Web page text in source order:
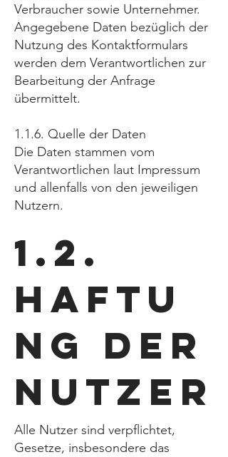
Verbraucher sowie Unternehmer.
Angegebene Daten bezüglich der
Nutzung des Kontaktformulars
werden dem Verantwortlichen zur
Bearbeitung der Anfrage
übermittelt.
1.1.6. Quelle der Daten
Die Daten stammen vom
Verantwortlichen laut Impressum
und allenfalls von den jeweiligen
Nutzern.
1.2.
Haftu
ng der
Nutzer
Alle Nutzer sind verpflichtet,
Gesetze, insbesondere das